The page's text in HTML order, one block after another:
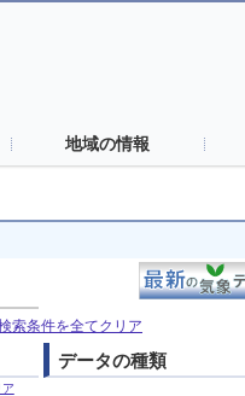
地域の情報
索条件を全てクリア
データの種類